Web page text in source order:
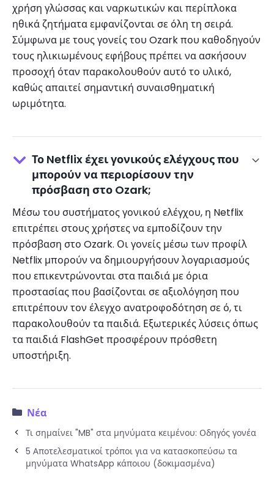
χρήση γλώσσας και ναρκωτικών και περίπλοκα
ηθικά ζητήματα εμφανίζονται σε όλη τη σειρά.
Σύμφωνα με τους γονείς του Ozark που καθοδηγούν
τους ηλικιωμένους εφήβους πρέπει να ασκήσουν
προσοχή όταν παρακολουθούν αυτό το υλικό,
καθώς απαιτεί σημαντική συναισθηματική
ωριμότητα.
Το Netflix έχει γονικούς ελέγχους που
μπορούν να περιορίσουν την
πρόσβαση στο Ozark;
Μέσω του συστήματος γονικού ελέγχου, η Netflix
επιτρέπει στους χρήστες να εμποδίζουν την
πρόσβαση στο Ozark. Οι γονείς μέσω των προφίλ
Netflix μπορούν να δημιουργήσουν λογαριασμούς
που επικεντρώνονται στα παιδιά με όρια
προστασίας που βασίζονται σε αξιολόγηση που
επιτρέπουν τον έλεγχο ανατροφοδότηση σε ό, τι
παρακολουθούν τα παιδιά. Εξωτερικές λύσεις όπως
τα παιδιά FlashGet προσφέρουν πρόσθετη
υποστήριξη.
Νέα
Τι σημαίνει "MB" στα μηνύματα κειμένου: Οδηγός γονέα
5 Αποτελεσματικοί τρόποι για να κατασκοπεύσω τα
μηνύματα WhatsApp κάποιου (δοκιμασμένα)